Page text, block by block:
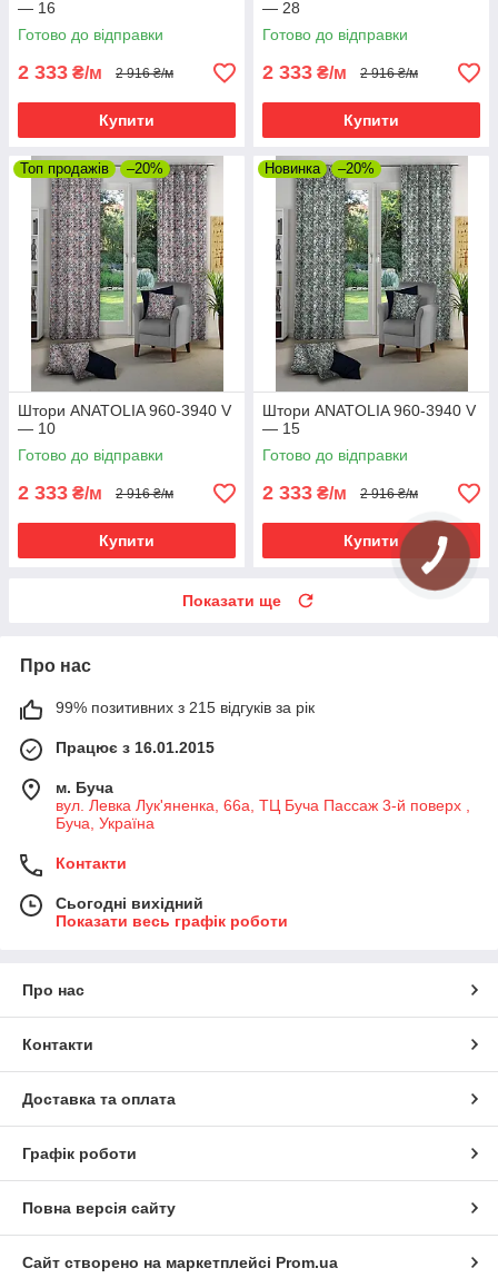
— 16
Готово до відправки
2 333 ₴/м 2 916 ₴/м
Купити
— 28
Готово до відправки
2 333 ₴/м 2 916 ₴/м
Купити
Топ продажів –20%
Штори ANATOLIA 960-3940 V
— 10
Готово до відправки
2 333 ₴/м 2 916 ₴/м
Купити
Новинка –20%
Штори ANATOLIA 960-3940 V
— 15
Готово до відправки
2 333 ₴/м 2 916 ₴/м
Купити
Показати ще
Про нас
99% позитивних з 215 відгуків за рік
Працює з 16.01.2015
м. Буча
вул. Левка Лук'яненка, 66а, ТЦ Буча Пассаж 3-й поверх ,
Буча, Україна
Контакти
Сьогодні вихідний
Показати весь графік роботи
Про нас
Контакти
Доставка та оплата
Графік роботи
Повна версія сайту
Сайт створено на маркетплейсі Prom.ua